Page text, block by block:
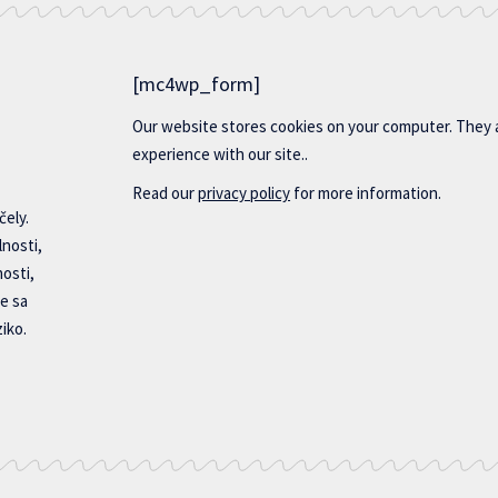
sa
[mc4wp_form]
Our website stores cookies on your computer.
experience with our site..
Read ourprivacy policy for more information.